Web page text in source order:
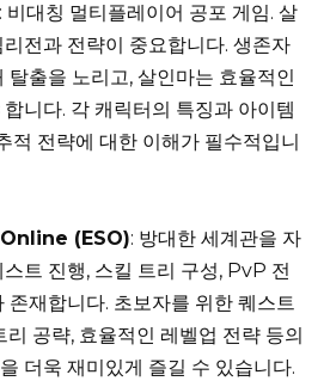
: 비대칭 멀티플레이어 공포 게임. 살
전과 전략이 중요합니다. 생존자
탈출을 노리고, 살인마는 효율적인
니다. 각 캐릭터의 특징과 아이템
적 전략에 대한 이해가 필수적입니
(ESO): 방대한 세계관을 자
트 진행, 스킬 트리 구성, PvP 전
존재합니다. 초보자를 위한 퀘스트
공략, 효율적인 레벨업 전략 등의
더욱 재미있게 즐길 수 있습니다.